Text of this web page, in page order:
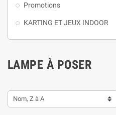
Promotions
KARTING ET JEUX INDOOR
LAMPE À POSER
Nom, Z à A